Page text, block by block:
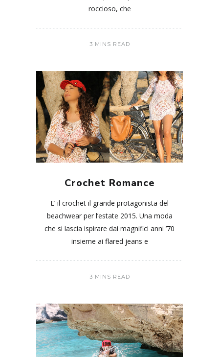
roccioso, che
3 MINS READ
Crochet Romance
E’ il crochet il grande protagonista del
beachwear per l’estate 2015. Una moda
che si lascia ispirare dai magnifici anni ’70
insieme ai flared jeans e
3 MINS READ